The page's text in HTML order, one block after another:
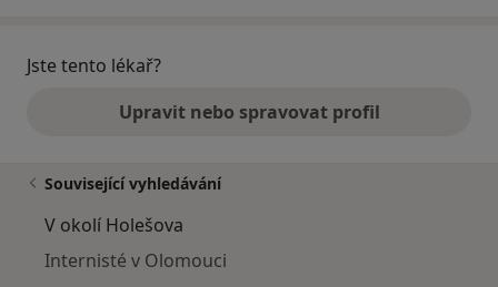
Jste tento lékař?
Upravit nebo spravovat profil
Související vyhledávání
V okolí Holešova
Internisté v Olomouci